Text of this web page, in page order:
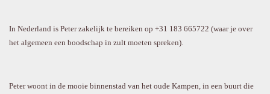
In Nederland is Peter zakelijk te bereiken op +31 183 665722 (waar je over
het algemeen een boodschap in zult moeten spreken).
Peter woont in de mooie binnenstad van het oude Kampen, in een buurt die